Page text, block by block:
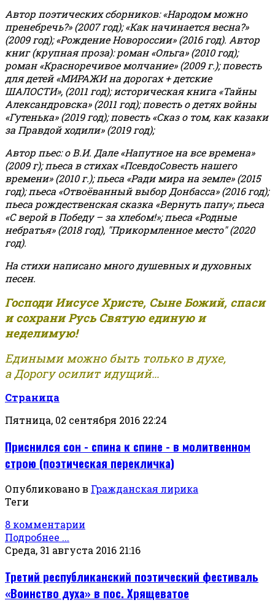
Автор поэтических сборников: «Народом можно
пренебречь?» (2007 год); «Как начинается весна?»
(2009 год); «Рождение Новороссии» (2016 год). Автор
книг (крупная проза): роман «Ольга» (2010 год);
роман «Красноречивое молчание» (2009 г.); повесть
для детей «МИРАЖИ на дорогах + детские
ШАЛОСТИ», (2011 год); историческая книга «Тайны
Александровска» (2011 год); повесть о детях войны
«Гутенька» (2019 год); повесть «Сказ о том, как казаки
за Правдой ходили» (2019 год);
Автор пьес: о В.И. Дале «Напутное на все времена»
(2009 г); пьеса в стихах «ПсевдоСовесть нашего
времени» (2010 г.); пьеса «Ради мира на земле» (2015
год); пьеса «Отвоёванный выбор Донбасса» (2016 год);
пьеса рождественская сказка «Вернуть папу»; пьеса
«С верой в Победу – за хлебом!»;пьеса «Родные
небратья» (2018 год), "Прикормленное место" (2020
год).
На стихи написано много душевных и духовных
песен.
Господи Иисусе Христе, Сыне Божий, спаси
и сохрани Русь Святую единую и
неделимую!
Едиными можно быть только в духе,
а Дорогу осилит идущий...
Страница
Пятница, 02 сентября 2016 22:24
Приснился сон - спина к спине - в молитвенном
строю (поэтическая перекличка)
Опубликовано в Гражданская лирика
Теги
8 комментарии
Подробнее ...
Среда, 31 августа 2016 21:16
Третий республиканский поэтический фестиваль
«Воинство духа» в пос. Хрящеватое